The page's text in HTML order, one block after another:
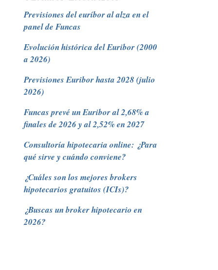
Previsiones del euríbor al alza en el
panel de Funcas
Evolución histórica del Euribor (2000
a 2026)
Previsiones Euribor hasta 2028 (julio
2026)
Funcas prevé un Euribor al 2,68% a
finales de 2026 y al 2,52% en 2027
Consultoría hipotecaria online: ¿Para
qué sirve y cuándo conviene?
¿Cuáles son los mejores brokers
hipotecarios gratuitos (ICIs)?
¿Buscas un broker hipotecario en
2026?